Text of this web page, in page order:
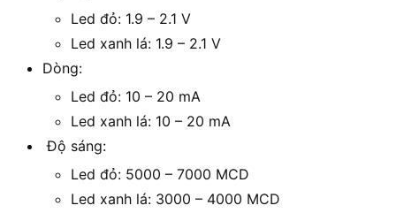
Led đỏ: 1.9 – 2.1 V
Led xanh lá: 1.9 – 2.1 V
Dòng:
Led đỏ: 10 – 20 mA
Led xanh lá: 10 – 20 mA
Độ sáng:
Led đỏ: 5000 – 7000 MCD
Led xanh lá: 3000 – 4000 MCD